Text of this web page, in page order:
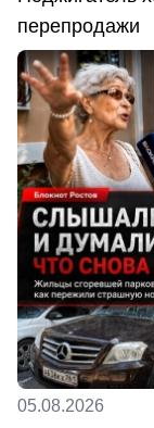
перепродажи
05.08.2026